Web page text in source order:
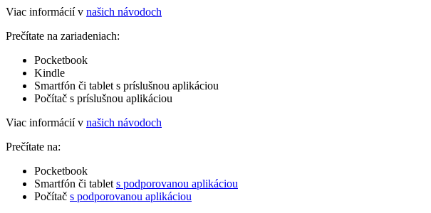
Viac informácií v našich návodoch
Prečítate na zariadeniach:
Pocketbook
Kindle
Smartfón či tablet s príslušnou aplikáciou
Počítač s príslušnou aplikáciou
Viac informácií v našich návodoch
Prečítate na:
Pocketbook
Smartfón či tablet s podporovanou aplikáciou
Počítač s podporovanou aplikáciou